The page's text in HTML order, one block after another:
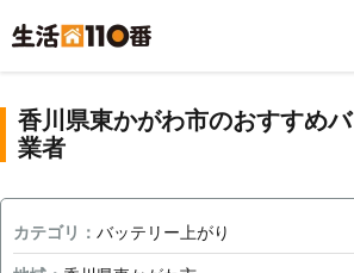
香川県東かがわ市のおすすめ
業者
カテゴリ： バッテリー上がり